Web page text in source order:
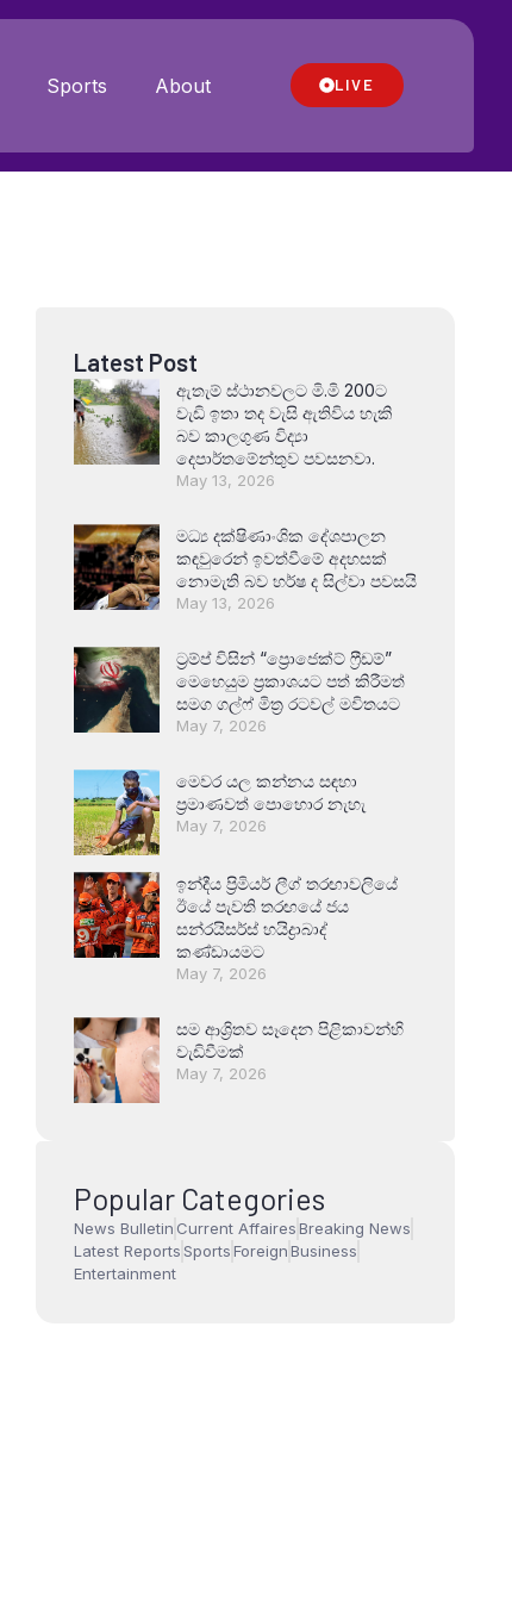
Sports About LIVE
Latest Post
ඇතැම් ස්ථානවලට මි.මි 200ට
වැඩි ඉතා තද වැසි ඇතිවිය හැකි
බව කාලගුණ විද්‍යා
දෙපාර්තමේන්තුව පවසනවා.
May 13, 2026
මධ්‍ය දක්ෂිණාංශික දේශපාලන
කඳවුරෙන් ඉවත්වීමේ අදහසක්
නොමැති බව හර්ෂ ද සිල්වා පවසයි
May 13, 2026
ට්‍රම්ප් විසින් “ප්‍රොජෙක්ට් ෆ්‍රීඩම්”
මෙහෙයුම ප්‍රකාශයට පත් කිරීමත්
සමග ගල්ෆ් මිත්‍ර රටවල් මවිතයට
May 7, 2026
මෙවර යල කන්නය සඳහා
ප්‍රමාණවත් පොහොර නැහැ
May 7, 2026
ඉන්දීය ප්‍රිමියර් ලීග් තරඟාවලියේ
ඊයේ පැවති තරඟයේ ජය
සන්රයිසර්ස් හයිද්‍රාබාද්
කණ්ඩායමට
May 7, 2026
සම ආශ්‍රිතව සෑදෙන පිළිකාවන්හි
වැඩිවීමක්
May 7, 2026
Popular Categories
News Bulletin Current AffairesBreaking News
Latest ReportsSportsForeignBusiness
Entertainment